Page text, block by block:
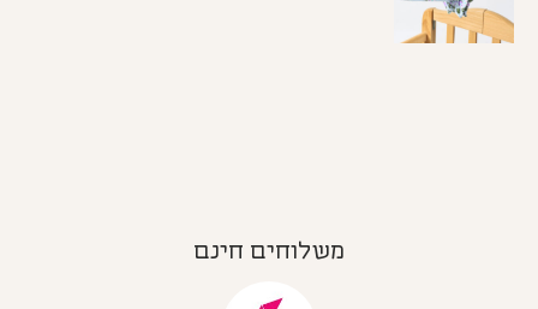
משלוחים חינם